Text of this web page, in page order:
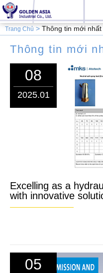
Trang Chủ Thông tin mới nhất
Thông tin mới
08
2025.01
Excelling as a
with innovative
05